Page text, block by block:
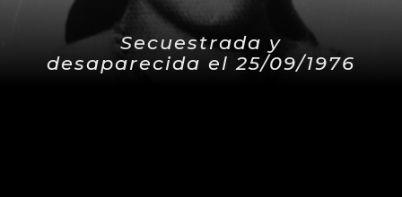
Secuestrada y
desaparecida el 25/09/1976